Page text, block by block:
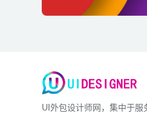
UI外包设计师网，集中于服